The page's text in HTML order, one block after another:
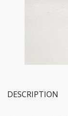
DESCRIPTION